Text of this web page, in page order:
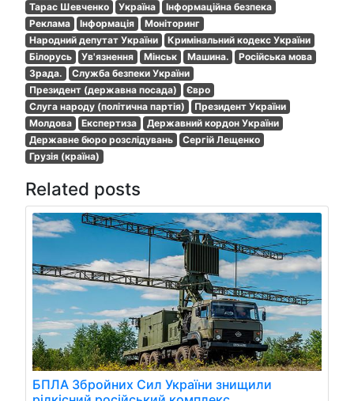
Тарас Шевченко
Україна
Інформаційна безпека
Реклама
Інформація
Моніторинг
Народний депутат України
Кримінальний кодекс України
Білорусь
Ув'язнення Мінськ Машина.
Російська мова
Зрада.
Служба безпеки України
Президент (державна посада)
Євро
Слуга народу (політична партія)
Президент України
Молдова
Експертиза
Державний кордон України
Державне бюро розслідувань
Сергій Лещенко
Грузія (країна)
Related posts
БПЛА Збройних Сил України знищили